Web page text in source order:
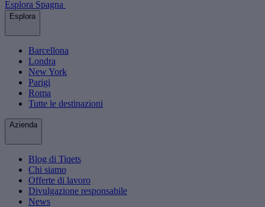
Esplora Spagna
Esplora
Barcellona
Londra
New York
Parigi
Roma
Tutte le destinazioni
Azienda
Blog di Tiqets
Chi siamo
Offerte di lavoro
Divulgazione responsabile
News